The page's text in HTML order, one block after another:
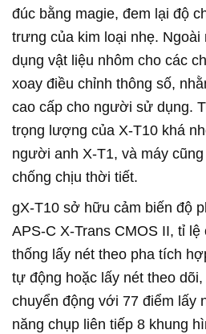
đúc bằng magie, đem lại độ
trưng của kim loại nhẹ. Ngoài
dụng vật liệu nhôm cho các
xoay điều chỉnh thông số,
cao cấp cho người sử dụng.
trọng lượng của X-T10 khá
người anh X-T1, và máy
chống chịu thời tiết.
gX-T10 sở hữu cảm biến độ
APS-C X-Trans CMOS II, tỉ lệ
thống lấy nét theo pha tích
tự động hoặc lấy nét theo
chuyển động với 77 điểm lấy
năng chụp liên tiếp 8 khung